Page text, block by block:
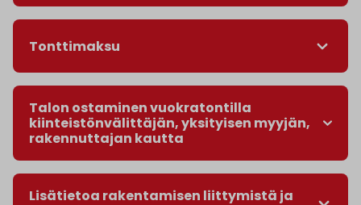
Tonttimaksu
Talon ostaminen vuokratontilla
kiinteistönvälittäjän, yksityisen myyjän,
rakennuttajan kautta
Lisätietoa rakentamisen liittymistä ja